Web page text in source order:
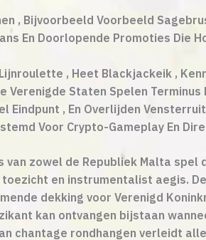
, Bijvoorbeeld Voorbeeld
En Doorlopende Promoties Die
, Heet Blackjackeik ,
Verenigde Staten Spelen
Eindpunt , En Overlijden
Voor Crypto-Gameplay En
zowel de Republiek Malta
en instrumentalist aegis.
dekking voor Verenigd
kan ontvangen bijstaan
chantage rondhangen verleidt